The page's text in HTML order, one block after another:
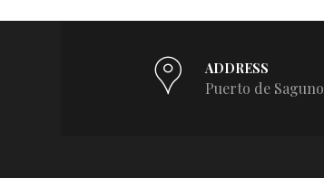
ADDRESS
Puerto de Saguno